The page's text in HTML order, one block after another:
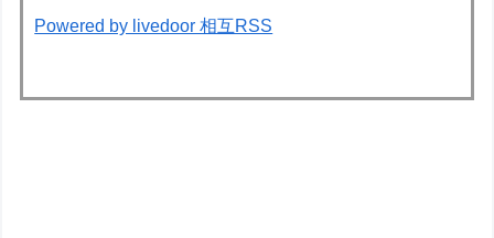
Powered by livedoor 相互RSS